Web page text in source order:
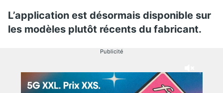
L’application est désormais disponible sur
les modèles plutôt récents du fabricant.
Publicité